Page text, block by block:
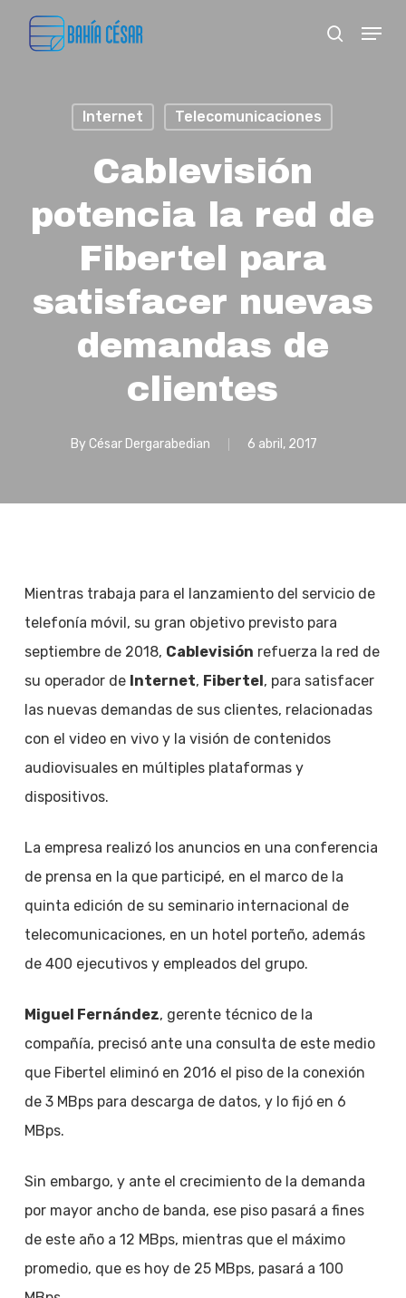
search
Menu
Internet Telecomunicaciones
Cablevisión
potencia la red de
Fibertel para
satisfacer nuevas
demandas de
clientes
By César Dergarabedian 6 abril, 2017
Mientras trabaja para el lanzamiento del servicio de
telefonía móvil, su gran objetivo previsto para
septiembre de 2018, Cablevisión refuerza la red de
su operador de Internet, Fibertel, para satisfacer
las nuevas demandas de sus clientes, relacionadas
con el video en vivo y la visión de contenidos
audiovisuales en múltiples plataformas y
dispositivos.
La empresa realizó los anuncios en una conferencia
de prensa en la que participé, en el marco de la
quinta edición de su seminario internacional de
telecomunicaciones, en un hotel porteño, además
de 400 ejecutivos y empleados del grupo.
Miguel Fernández, gerente técnico de la
compañía, precisó ante una consulta de este medio
que Fibertel eliminó en 2016 el piso de la conexión
de 3 MBps para descarga de datos, y lo fijó en 6
MBps.
Sin embargo, y ante el crecimiento de la demanda
por mayor ancho de banda, ese piso pasará a fines
de este año a 12 MBps, mientras que el máximo
promedio, que es hoy de 25 MBps, pasará a 100